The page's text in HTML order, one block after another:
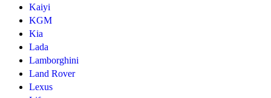
Kaiyi
KGM
Kia
Lada
Lamborghini
Land Rover
Lexus